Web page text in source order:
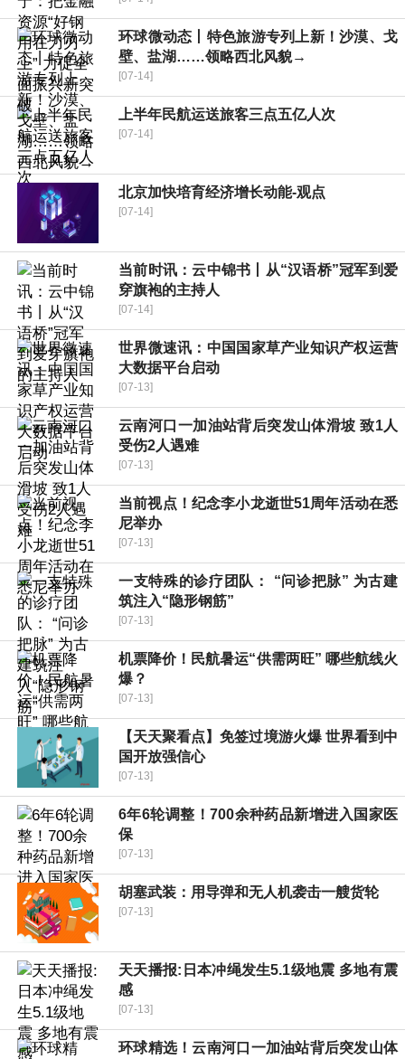
环球微动态丨特色旅游专列上新！沙漠、戈
壁、盐湖……领略西北风貌→
[07-14]
上半年民航运送旅客三点五亿人次
[07-14]
北京加快培育经济增长动能-观点
[07-14]
当前时讯：云中锦书丨从“汉语桥”冠军到爱
穿旗袍的主持人
[07-14]
世界微速讯：中国国家草产业知识产权运营
大数据平台启动
[07-13]
云南河口一加油站背后突发山体滑坡 致1人
受伤2人遇难
[07-13]
当前视点！纪念李小龙逝世51周年活动在悉
尼举办
[07-13]
一支特殊的诊疗团队： “问诊把脉” 为古建
筑注入“隐形钢筋”
[07-13]
机票降价！民航暑运“供需两旺” 哪些航线火
爆？
[07-13]
【天天聚看点】免签过境游火爆 世界看到中
国开放强信心
[07-13]
6年6轮调整！700余种药品新增进入国家医
保
[07-13]
胡塞武装：用导弹和无人机袭击一艘货轮
[07-13]
天天播报:日本冲绳发生5.1级地震 多地有震
感
[07-13]
环球精选！云南河口一加油站背后突发山体